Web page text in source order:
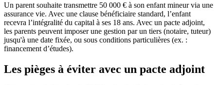
Un parent souhaite transmettre 50 000 € à son enfant mineur via une
assurance vie. Avec une clause bénéficiaire standard, l’enfant
recevra l’intégralité du capital à ses 18 ans. Avec un pacte adjoint,
les parents peuvent imposer une gestion par un tiers (notaire, tuteur)
jusqu'à une date fixée, ou sous conditions particulières (ex. :
financement d’études).
Les pièges à éviter avec un pacte adjoint